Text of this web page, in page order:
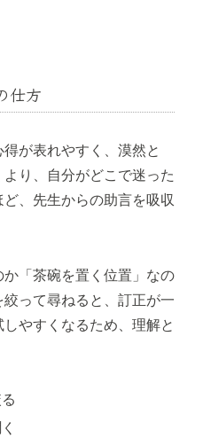
仕方
が表れやすく、漠然と
より、自分がどこで迷った
、先生からの助言を吸収
「茶碗を置く位置」なの
って尋ねると、訂正が一
やすくなるため、理解と